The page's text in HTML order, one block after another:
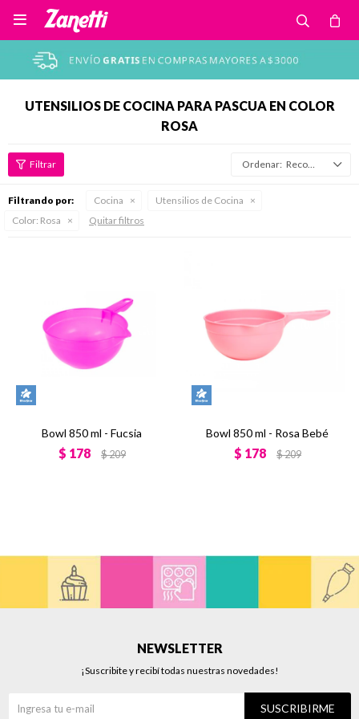

UTENSILIOS DE COCINA PARA PASCUA EN COLOR
ROSA
Recomendados
Filtrando por: Cocina
Utensilios de Cocina
Color: Rosa Quitar filtros
Bowl 850 ml - Fucsia
$ 178 $209
Bowl 850 ml - Rosa Bebé
$ 178 $209
NEWSLETTER
¡Suscribite y recibí todas nuestras novedades!
SUSCRIBIRME